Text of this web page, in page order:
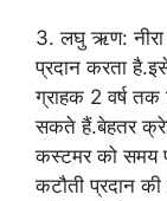
3. लघु ऋण: नीरा
प्रदान करता
ग्राहक 2 वर्ष तक
सकते हैं.बेहतर
कस्टमर को समय
कटौती प्रदान